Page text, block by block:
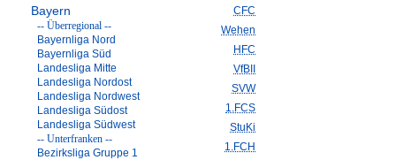
Bayern
-- Überregional --
Bayernliga Nord
Bayernliga Süd
Landesliga Mitte
Landesliga Nordost
Landesliga Nordwest
Landesliga Südost
Landesliga Südwest
-- Unterfranken --
Bezirksliga Gruppe 1
CFC
Wehen
HFC
VfBII
SVW
1.FCS
StuKi
1.FCH